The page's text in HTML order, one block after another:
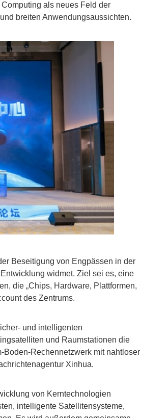
als neues Feld der
breiten Anwendungsaussichten.
Beseitigung von Engpässen in der
widmet. Ziel sei es, eine
die „Chips, Hardware, Plattformen,
des Zentrums.
und intelligenten
und Raumstationen die
Rechennetzwerk mit nahtloser
Xinhua.
von Kerntechnologien
intelligente Satellitensysteme,